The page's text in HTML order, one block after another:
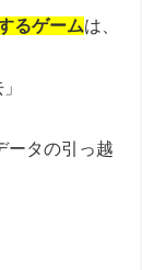
るゲームは、
ータの引っ越